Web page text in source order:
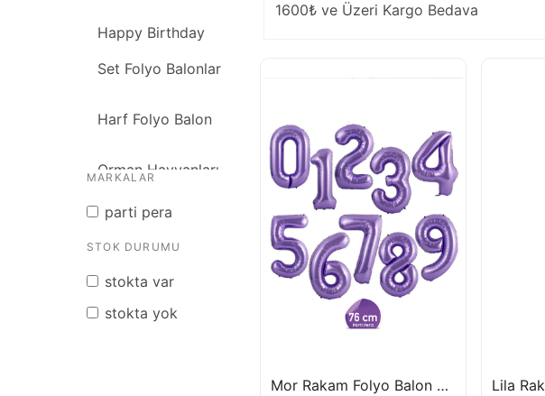
Happy Birthday
Set Folyo Balonlar
Harf Folyo Balon
Orman Hayvanları
Rakam Folyo
Balonlar
Şekilli Folyo
MARKALAR
parti pera
STOK DURUMU
stokta var
stokta yok
1600₺ ve Üzeri Kargo Bedava
Mor Rakam Folyo Balon 76 cm